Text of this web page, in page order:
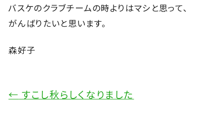
バスケのクラブチームの時よりはマシと思って、
がんばりたいと思います。
森好子
← すこし秋らしくなりました